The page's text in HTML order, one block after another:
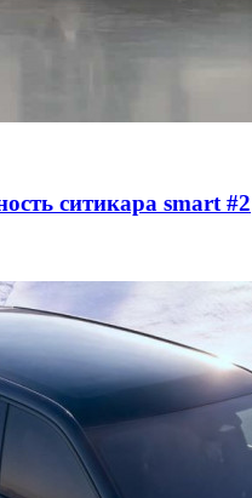
ситикара smart #2